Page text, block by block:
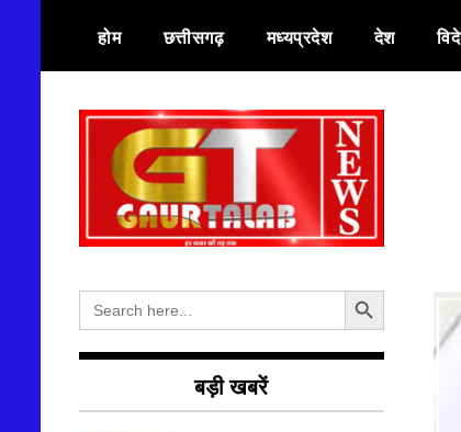
content
होम छत्तीसगढ़ मध्यप्रदेश देश
गौरतलब न्यूज
Search
for:
Search Button
बड़ी खबरें